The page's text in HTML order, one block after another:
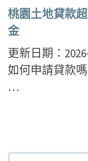
桃園土地貸款
金
更新日期：
如何申請貸款
…